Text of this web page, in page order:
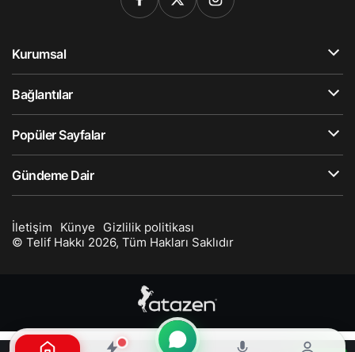
Kurumsal
Bağlantılar
Popüler Sayfalar
Gündeme Dair
İletişim Künye
Gizlilik politikası
© Telif Hakkı 2026, Tüm Hakları Saklıdır